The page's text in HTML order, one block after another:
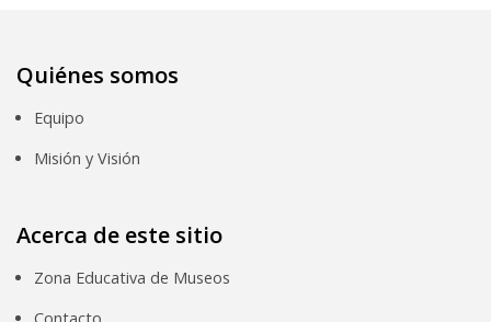
Quiénes somos
Equipo
Misión y Visión
Acerca de este sitio
Zona Educativa de Museos
Contacto